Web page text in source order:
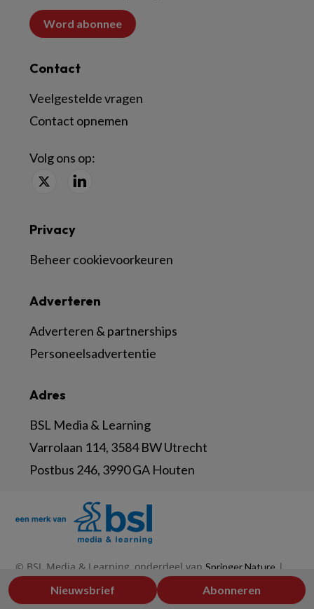
Word abonnee
Contact
Veelgestelde vragen
Contact opnemen
Volg ons op:
Adres
BSL Media & Learning
Varrolaan 114, 3584 BW Utrecht
Postbus 246, 3990 GA Houten
Adverteren
Adverteren & partnerships
Personeelsadvertentie
Privacy
Beheer cookievoorkeuren
© BSL Media & Learning, onderdeel van Springer Nature |
Privacy Statement | Disclaimer|Voorwaarden
Nieuwsbrief Abonneren